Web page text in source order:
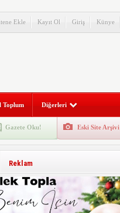
Ekle Kayıt Ol Giriş Künye
Toplum Diğerleri
Gazete Oku! Eski Site Arşivi
Reklam